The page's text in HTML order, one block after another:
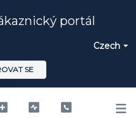
portál
Czech
SE